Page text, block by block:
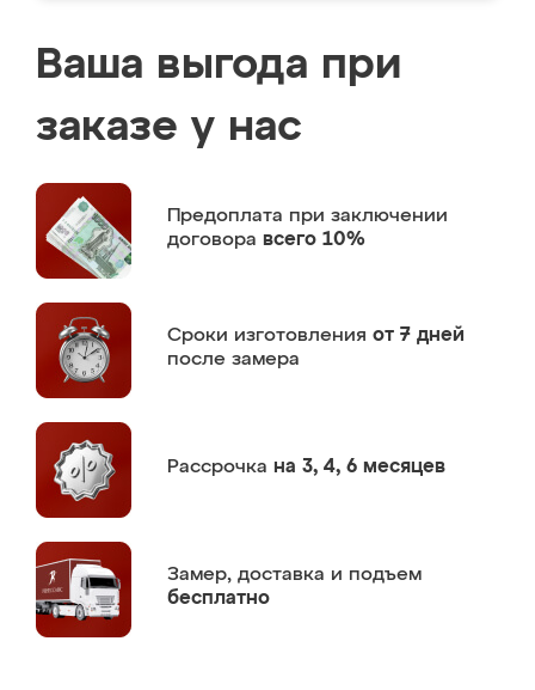
Ваша выгода при
заказе у нас
Предоплата при заключении
договора всего 10%
Сроки изготовления от 7 дней
после замера
Рассрочка на 3, 4, 6 месяцев
Замер, доставка и подъем
бесплатно